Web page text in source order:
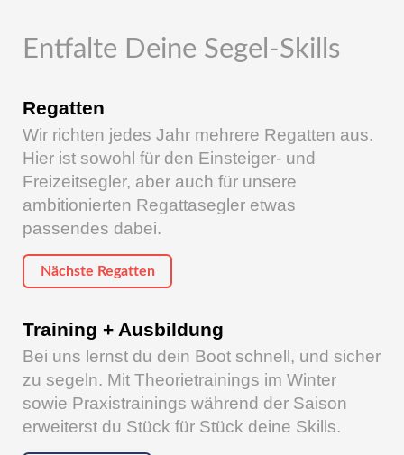
Entfalte Deine Segel-Skills
Regatten
Wir richten jedes Jahr mehrere Regatten aus.
Hier ist sowohl für den Einsteiger- und
Freizeitsegler, aber auch für unsere
ambitionierten Regattasegler etwas
passendes dabei.
Nächste Regatten
Training + Ausbildung
Bei uns lernst du dein Boot schnell, und sicher
zu segeln. Mit Theorietrainings im Winter
sowie Praxistrainings während der Saison
erweiterst du Stück für Stück deine Skills.